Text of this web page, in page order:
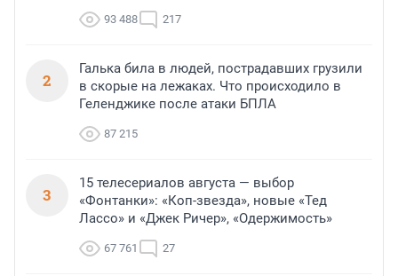
93 488 217
2
Галька била в людей, пострадавших грузили
в скорые на лежаках. Что происходило в
Геленджике после атаки БПЛА
87 215
3
15 телесериалов августа — выбор
«Фонтанки»: «Коп-звезда», новые «Тед
Лассо» и «Джек Ричер», «Одержимость»
67 761 27